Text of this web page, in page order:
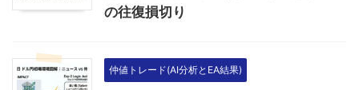
の往復損切り
仲値トレード(AI分析とEA結果)